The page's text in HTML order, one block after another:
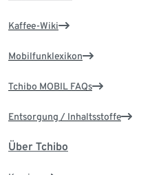
Kaffee-Wiki
Mobilfunklexikon
Tchibo MOBIL FAQs
Entsorgung / Inhaltsstoffe
Über Tchibo